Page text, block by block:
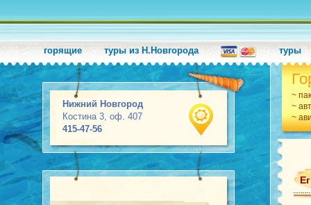
горящие туры из Н.Новгорода туры
Нижний Новгород
Костина 3, оф. 407
415-47-56
~
~
~